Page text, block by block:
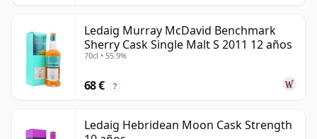
Ledaig Murray McDavid Benchmark
Sherry Cask Single Malt S 2011 12 años
70cl • 55.9%
68 € ?
Ledaig Hebridean Moon Cask Strength